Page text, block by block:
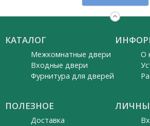
КАТАЛОГ
Межкомнатные двери
Входные двери
Фурнитура для дверей
ПОЛЕЗНОЕ
Доставка
О